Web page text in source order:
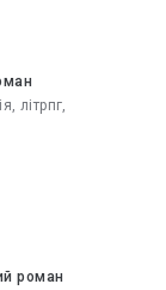
літрпг,
роман